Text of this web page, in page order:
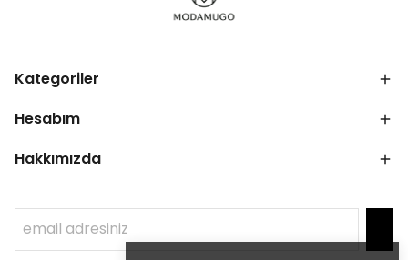
Kategoriler
Hesabım
Hakkımızda